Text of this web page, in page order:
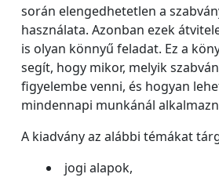
során elengedhetetlen a
használata. Azonban ezek
is olyan könnyű feladat. Ez a
segít, hogy mikor, melyik
figyelembe venni, és hogyan
mindennapi munkánál
A kiadvány az alábbi témákat
jogi alapok,